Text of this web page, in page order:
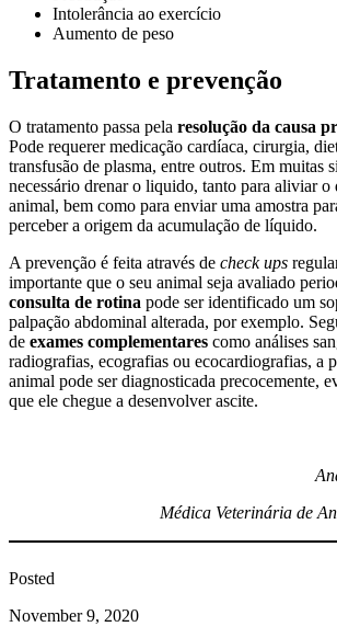
Intolerância ao exercício
Aumento de peso
Tratamento e prevenção
O tratamento passa pela resolução da causa
Pode requerer medicação cardíaca, cirurgia,
transfusão de plasma, entre outros. Em muitas
necessário drenar o liquido, tanto para aliviar o
animal, bem como para enviar uma amostra
perceber a origem da acumulação de líquido.
A prevenção é feita através de check ups
importante que o seu animal seja avaliado
consulta de rotina pode ser identificado um
palpação abdominal alterada, por exemplo.
de exames complementares como análises
radiografias, ecografias ou ecocardiografias, a
animal pode ser diagnosticada precocemente,
que ele chegue a desenvolver ascite.
Médica Veterinária de
Posted
November 9, 2020